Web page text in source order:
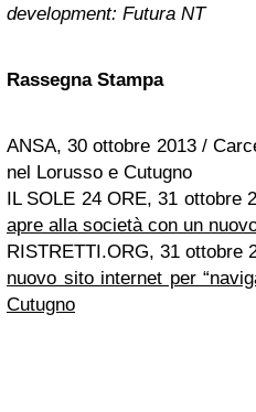
development: Futura NT
Rassegna Stampa
ANSA, 30 ottobre 2013 /
nel Lorusso e Cutugno
IL SOLE 24 ORE, 31 ottobre
apre alla società con un
RISTRETTI.ORG, 31 ottobre
nuovo sito internet per
Cutugno